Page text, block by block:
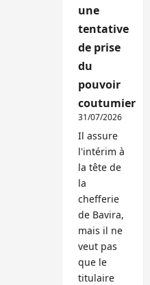
une
tentative
de prise
du
pouvoir
coutumier
31/07/2026
Il assure
l'intérim à
la tête de
la
chefferie
de Bavira,
mais il ne
veut pas
que le
titulaire